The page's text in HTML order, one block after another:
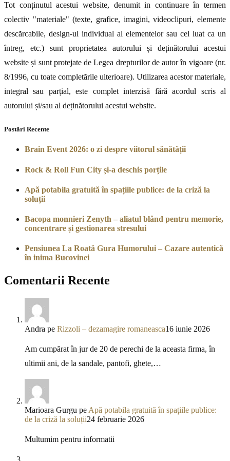
Tot conținutul acestui website, denumit in continuare în termen
colectiv "materiale" (texte, grafice, imagini, videoclipuri, elemente
descărcabile, design-ul individual al elementelor sau cel luat ca un
întreg, etc.) sunt proprietatea autorului și deținătorului acestui
website și sunt protejate de Legea drepturilor de autor în vigoare (nr.
8/1996, cu toate completările ulterioare). Utilizarea acestor materiale,
integral sau parțial, este complet interzisă fără acordul scris al
autorului și/sau al deținătorului acestui website.
Postări Recente
Brain Event 2026: o zi despre viitorul sănătății
Rock & Roll Fun City și-a deschis porțile
Apă potabila gratuită în spațiile publice: de la criză la
soluții
Bacopa monnieri Zenyth – aliatul blând pentru memorie,
concentrare și gestionarea stresului
Pensiunea La Roată Gura Humorului – Cazare autentică
în inima Bucovinei
Comentarii Recente
Andra pe Rizzoli – dezamagire romaneasca16 iunie 2026
Am cumpărat în jur de 20 de perechi de la aceasta firma, în
ultimii ani, de la sandale, pantofi, ghete,…
Marioara Gurgu pe Apă potabila gratuită în spațiile publice:
de la criză la soluții24 februarie 2026
Multumim pentru informatii